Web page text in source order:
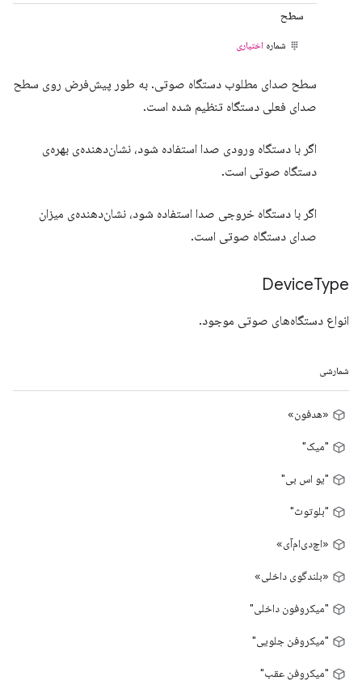
سطح
شماره اختیاری
سطح صدای مطلوب دستگاه صوتی. به طور پیش‌فرض روی سطح
صدای فعلی دستگاه تنظیم شده است.
اگر با دستگاه ورودی صدا استفاده شود، نشان‌دهنده‌ی بهره‌ی
دستگاه صوتی است.
اگر با دستگاه خروجی صدا استفاده شود، نشان‌دهنده‌ی میزان
صدای دستگاه صوتی است.
DeviceType
انواع دستگاه‌های صوتی موجود.
شمارشی
«هدفون»
"میک"
"یو اس بی"
"بلوتوث"
«اچ‌دی‌ام‌آی»
«بلندگوی داخلی»
"میکروفون داخلی"
"میکروفن جلویی"
"میکروفن عقب"